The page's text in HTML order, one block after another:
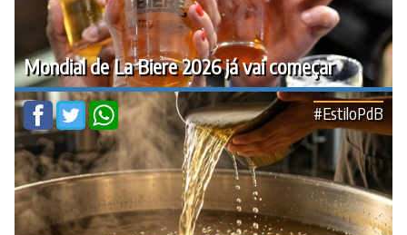
Mondial de La Biere 2026 já vai começar
#EstiloPdB